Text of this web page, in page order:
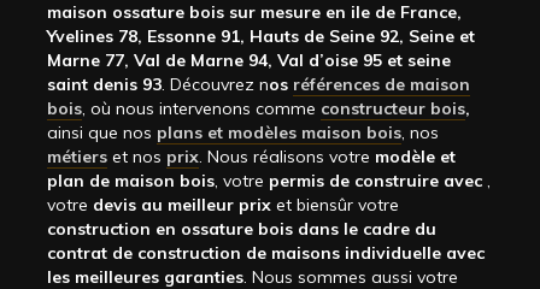
maison ossature bois sur mesure en ile de France,
Yvelines 78, Essonne 91, Hauts de Seine 92, Seine et
Marne 77, Val de Marne 94, Val d’oise 95 et seine
saint denis 93. Découvrez nos références de maison
bois, où nous intervenons comme constructeur bois,
ainsi que nos plans et modèles maison bois, nos
métiers et nos prix. Nous réalisons votre modèle et
plan de maison bois, votre permis de construire avec ,
votre devis au meilleur prix et biensûr votre
construction en ossature bois dans le cadre du
contrat de construction de maisons individuelle avec
les meilleures garanties. Nous sommes aussi votre